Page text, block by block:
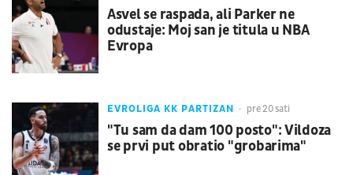
Asvel se raspada, ali Parker ne
odustaje: Moj san je titula u NBA
Evropa
EVROLIGA KK PARTIZAN pre 20 sati
"Tu sam da dam 100 posto": Vildoza
se prvi put obratio "grobarima"